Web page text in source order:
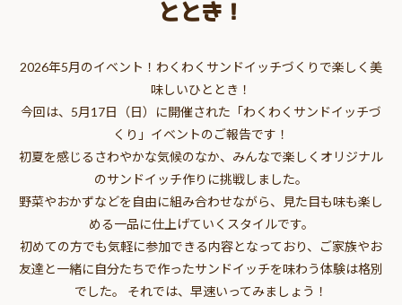
ととき！
2026年5月のイベント！わくわくサンドイッチづくりで楽しく美
味しいひととき！
今回は、5月17日（日）に開催された「わくわくサンドイッチづ
くり」イベントのご報告です！
初夏を感じるさわやかな気候のなか、みんなで楽しくオリジナル
のサンドイッチ作りに挑戦しました。
野菜やおかずなどを自由に組み合わせながら、見た目も味も楽し
める一品に仕上げていくスタイルです。
初めての方でも気軽に参加できる内容となっており、ご家族やお
友達と一緒に自分たちで作ったサンドイッチを味わう体験は格別
でした。 それでは、早速いってみましょう！